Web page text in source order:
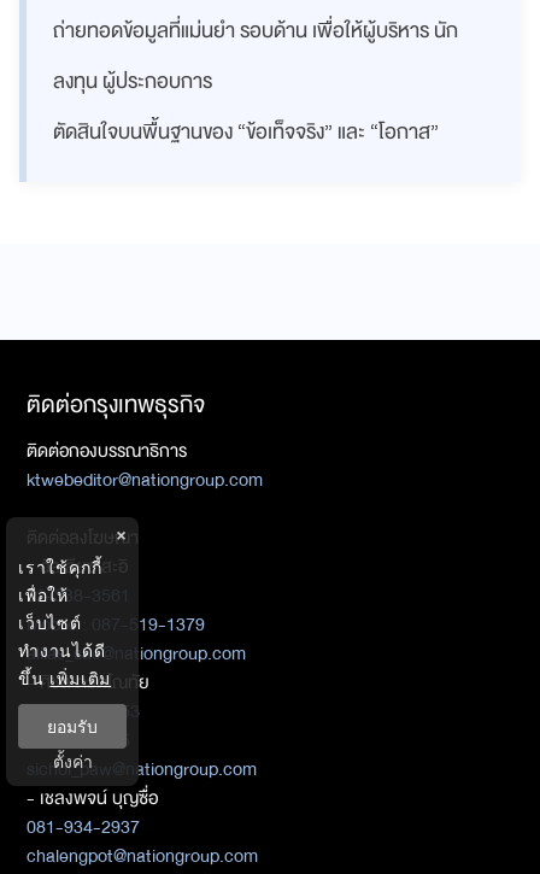
ถ่ายทอดข้อมูลที่แม่นยำ รอบด้าน เพื่อให้ผู้บริหาร นัก
ลงทุน ผู้ประกอบการ
ตัดสินใจบนพื้นฐานของ “ข้อเท็จจริง” และ “โอกาส”
ติดต่อกรุงเทพธุรกิจ
ติดต่อกองบรรณาธิการ
ktwebeditor@nationgroup.com
ติดต่อลงโฆษณา
- อัลเลียซ สะอิ
02-338-3561
Mobile : 087-519-1379
allias_sae@nationgroup.com
- ศิชล ภวัตโณทัย
085-255-6753
02-338-3325
sichol_paw@nationgroup.com
- เชลงพจน์ บุญซื่อ
081-934-2937
chalengpot@nationgroup.com
×
เราใช้คุกกี้
เพื่อให้
เว็บไซต์
ทำงานได้ดี
ขึ้นเพิ่มเติม
ยอมรับ
ตั้งค่า